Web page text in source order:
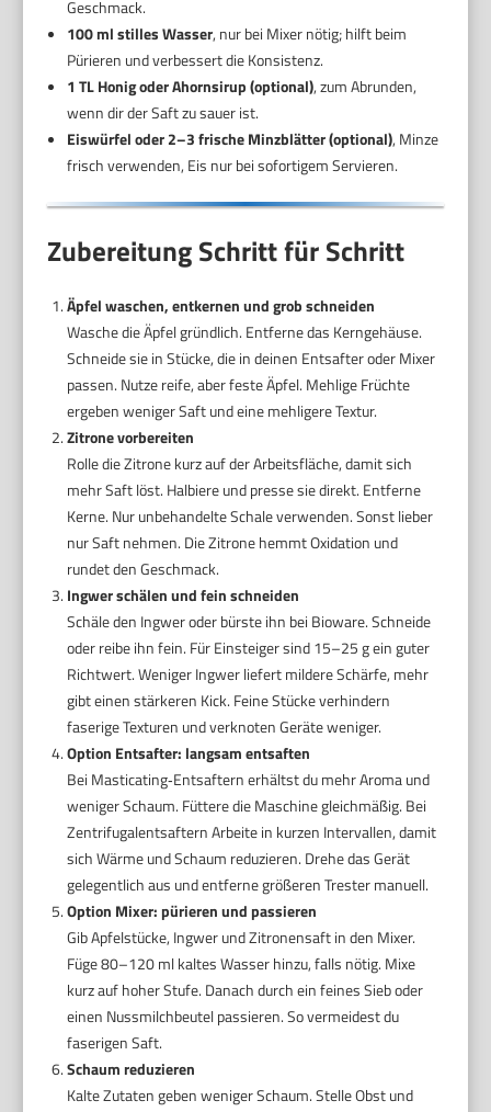
Geschmack.
100 ml stilles Wasser, nur bei Mixer nötig; hilft beim
Pürieren und verbessert die Konsistenz.
1 TL Honig oder Ahornsirup (optional), zum Abrunden,
wenn dir der Saft zu sauer ist.
Eiswürfel oder 2–3 frische Minzblätter (optional), Minze
frisch verwenden, Eis nur bei sofortigem Servieren.
Zubereitung Schritt für Schritt
Äpfel waschen, entkernen und grob schneiden
Wasche die Äpfel gründlich. Entferne das Kerngehäuse.
Schneide sie in Stücke, die in deinen Entsafter oder Mixer
passen. Nutze reife, aber feste Äpfel. Mehlige Früchte
ergeben weniger Saft und eine mehligere Textur.
Zitrone vorbereiten
Rolle die Zitrone kurz auf der Arbeitsfläche, damit sich
mehr Saft löst. Halbiere und presse sie direkt. Entferne
Kerne. Nur unbehandelte Schale verwenden. Sonst lieber
nur Saft nehmen. Die Zitrone hemmt Oxidation und
rundet den Geschmack.
Ingwer schälen und fein schneiden
Schäle den Ingwer oder bürste ihn bei Bioware. Schneide
oder reibe ihn fein. Für Einsteiger sind 15–25 g ein guter
Richtwert. Weniger Ingwer liefert mildere Schärfe, mehr
gibt einen stärkeren Kick. Feine Stücke verhindern
faserige Texturen und verknoten Geräte weniger.
Option Entsafter: langsam entsaften
Bei Masticating‑Entsaftern erhältst du mehr Aroma und
weniger Schaum. Füttere die Maschine gleichmäßig. Bei
Zentrifugalentsaftern Arbeite in kurzen Intervallen, damit
sich Wärme und Schaum reduzieren. Drehe das Gerät
gelegentlich aus und entferne größeren Trester manuell.
Option Mixer: pürieren und passieren
Gib Apfelstücke, Ingwer und Zitronensaft in den Mixer.
Füge 80–120 ml kaltes Wasser hinzu, falls nötig. Mixe
kurz auf hoher Stufe. Danach durch ein feines Sieb oder
einen Nussmilchbeutel passieren. So vermeidest du
faserigen Saft.
Schaum reduzieren
Kalte Zutaten geben weniger Schaum. Stelle Obst und